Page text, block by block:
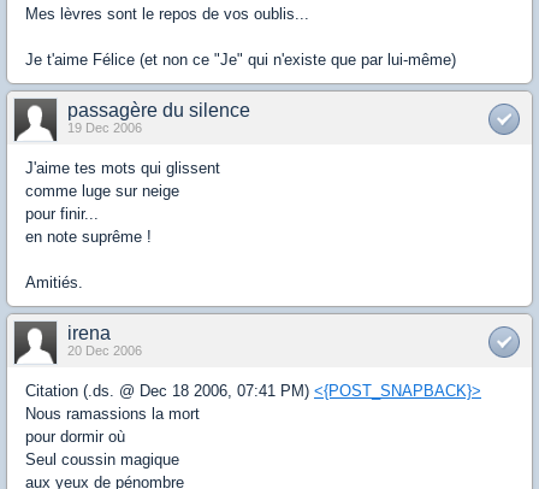
Mes lèvres sont le repos de vos oublis...
Je t'aime Félice (et non ce "Je" qui n'existe que par lui-même)
passagère du silence
19 Dec 2006
J'aime tes mots qui glissent
comme luge sur neige
pour finir...
en note suprême !
Amitiés.
irena
20 Dec 2006
Citation (.ds. @ Dec 18 2006, 07:41 PM) <{POST_SNAPBACK}>
Nous ramassions la mort
pour dormir où
Seul coussin magique
aux yeux de pénombre